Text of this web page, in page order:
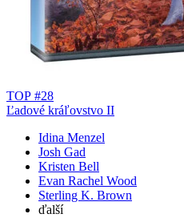
TOP #28
Ľadové kráľovstvo II
Idina Menzel
Josh Gad
Kristen Bell
Evan Rachel Wood
Sterling K. Brown
ďalší